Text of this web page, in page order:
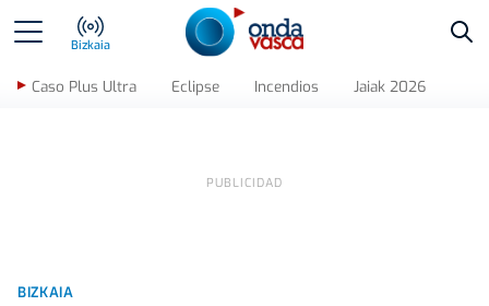
Bizkaia
Caso Plus Ultra Eclipse Incendios Jaiak 2026
BIZKAIA